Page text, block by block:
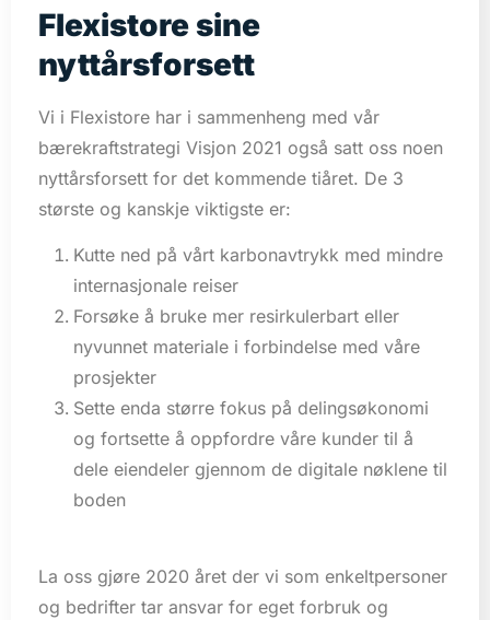
Flexistore sine
nyttårsforsett
Vi i Flexistore har i sammenheng med vår
bærekraftstrategi Visjon 2021 også satt oss noen
nyttårsforsett for det kommende tiåret. De 3
største og kanskje viktigste er:
Kutte ned på vårt karbonavtrykk med mindre
internasjonale reiser
Forsøke å bruke mer resirkulerbart eller
nyvunnet materiale i forbindelse med våre
prosjekter
Sette enda større fokus på delingsøkonomi
og fortsette å oppfordre våre kunder til å
dele eiendeler gjennom de digitale nøklene til
boden
La oss gjøre 2020 året der vi som enkeltpersoner
og bedrifter tar ansvar for eget forbruk og